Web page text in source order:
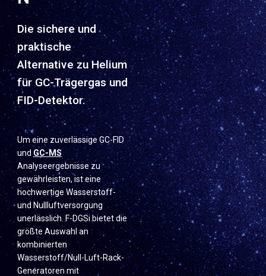
Die sichere und
praktische
Alternative zu Helium
für GC-Trägergas und
FID-Detektor.
Um eine zuverlässige GC-FID
undGC-MS
Analyseergebnisse zu
gewährleisten, ist eine
hochwertige Wasserstoff-
und Nullluftversorgung
unerlässlich. F-DGSi bietet die
größte Auswahl an
kombinierten
Wasserstoff/Null-Luft-Rack-
Generatoren mit